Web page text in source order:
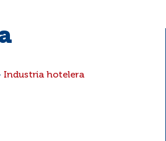
Industria hotelera